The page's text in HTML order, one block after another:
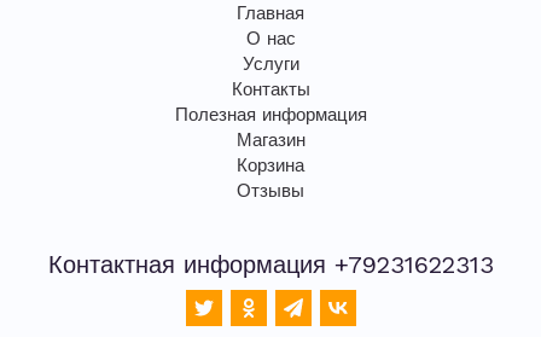
Главная
О нас
Услуги
Контакты
Полезная информация
Магазин
Корзина
Отзывы
Контактная информация +79231622313